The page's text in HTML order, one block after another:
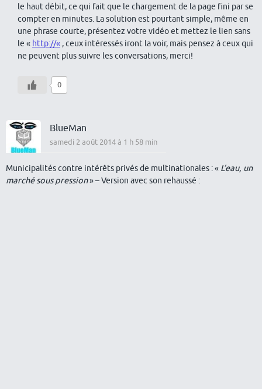
le haut débit, ce qui fait que le chargement de la page fini par se
compter en minutes. La solution est pourtant simple, même en
une phrase courte, présentez votre vidéo et mettez le lien sans
le « http://« , ceux intéressés iront la voir, mais pensez à ceux qui
ne peuvent plus suivre les conversations, merci!
0
BlueMan
samedi 2 août 2014 à 1 h 58 min
Municipalités contre intérêts privés de multinationales : « L’eau, un
marché sous pression» – Version avec son rehaussé :